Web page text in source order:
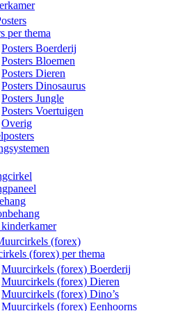
per thema
Posters Boerderij
Posters Bloemen
Posters Dieren
Posters Dinosaurus
Posters Jungle
Posters Voertuigen
Overig
(forex)
(forex) per thema
Muurcirkels (forex) Boerderij
Muurcirkels (forex) Dieren
Muurcirkels (forex) Dino’s
Muurcirkels (forex) Eenhoorns